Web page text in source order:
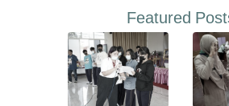
Featured